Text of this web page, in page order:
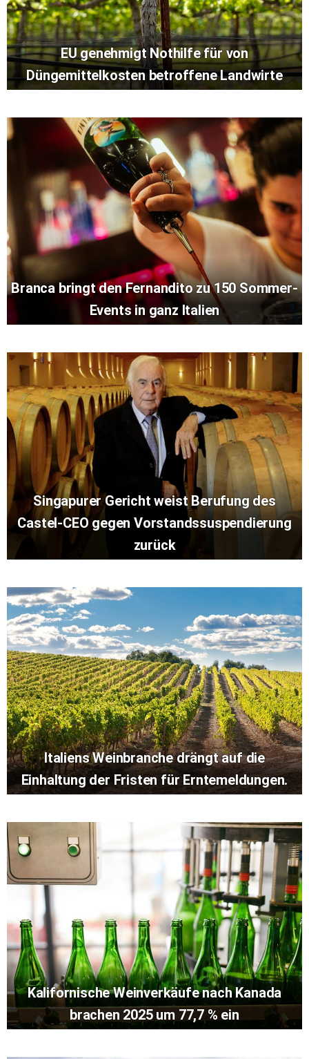
EU genehmigt Nothilfe für von
Düngemittelkosten betroffene Landwirte
Branca bringt den Fernandito zu 150 Sommer-
Events in ganz Italien
Singapurer Gericht weist Berufung des
Castel-CEO gegen Vorstandssuspendierung
zurück
Italiens Weinbranche drängt auf die
Einhaltung der Fristen für Erntemeldungen.
Kalifornische Weinverkäufe nach Kanada
brachen 2025 um 77,7 % ein